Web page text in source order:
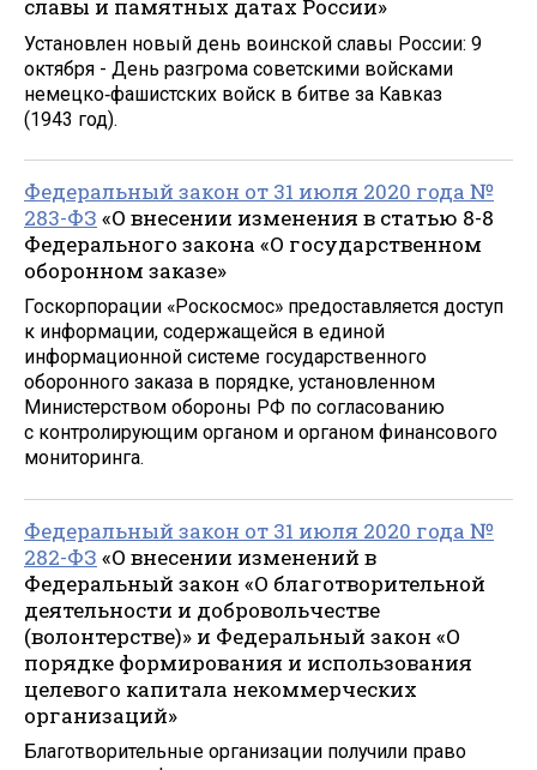
славы и памятных датах России»
Установлен новый день воинской славы России: 9
октября - День разгрома советскими войсками
немецко‑фашистских войск в битве за Кавказ
(1943 год).
Федеральный закон от 31 июля 2020 года №
283-ФЗ «О внесении изменения в статью 8-8
Федерального закона «О государственном
оборонном заказе»
Госкорпорации «Роскосмос» предоставляется доступ
к информации, содержащейся в единой
информационной системе государственного
оборонного заказа в порядке, установленном
Министерством обороны РФ по согласованию
с контролирующим органом и органом финансового
мониторинга.
Федеральный закон от 31 июля 2020 года №
282-ФЗ «О внесении изменений в
Федеральный закон «О благотворительной
деятельности и добровольчестве
(волонтерстве)» и Федеральный закон «О
порядке формирования и использования
целевого капитала некоммерческих
организаций»
Благотворительные организации получили право